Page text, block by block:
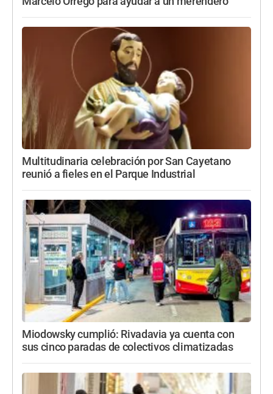
Multitudinaria celebración por San Cayetano
reunió a fieles en el Parque Industrial
Miodowsky cumplió: Rivadavia ya cuenta con
sus cinco paradas de colectivos climatizadas